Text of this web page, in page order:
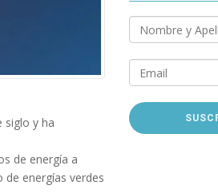
siglo y ha
de energía a
energías verdes